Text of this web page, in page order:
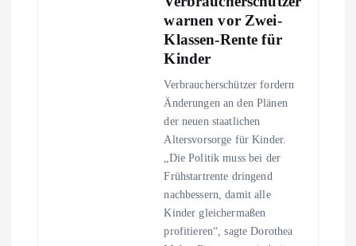
warnen vor Zwei-
Klassen-Rente für
Kinder
Verbraucherschützer fordern
Änderungen an den Plänen
der neuen staatlichen
Altersvorsorge für Kinder.
„Die Politik muss bei der
Frühstartrente dringend
nachbessern, damit alle
Kinder gleichermaßen
profitieren“, sagte Dorothea